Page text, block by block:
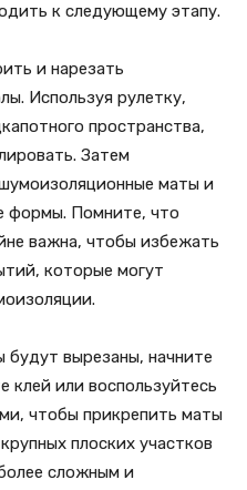
к следующему этапу.
и нарезать
Используя рулетку,
пространства,
Затем
маты и
формы. Помните, что
важна, чтобы избежать
которые могут
будут вырезаны, начните
клей или воспользуйтесь
чтобы прикрепить маты
плоских участков
сложным и